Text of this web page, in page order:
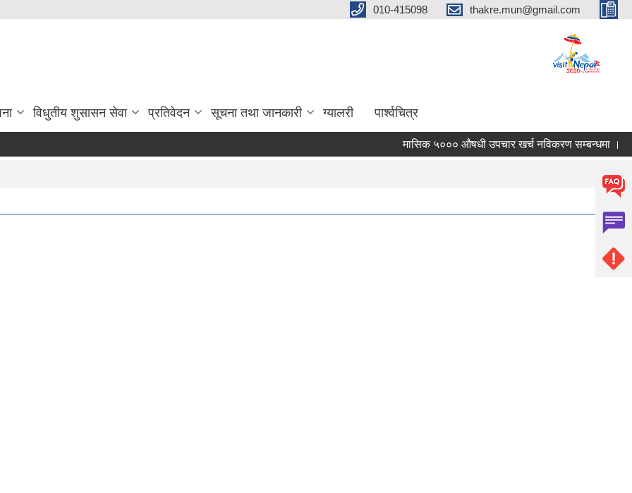
010-415098 thakre.mun@gmail.com
विधुतीय शुसासन सेवा प्रतिवेदन सूचना तथा जानकारी ग्यालरी पार्श्वचित्र
मासिक ५००० औषधी उपचार खर्च नविकरण सम्बन्धमा ।